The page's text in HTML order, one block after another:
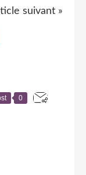
suivant »
0